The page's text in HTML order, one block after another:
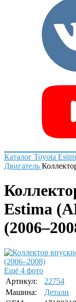
Каталог Toyota
Двигатель
Estima
Ещё 4 фото
Артикул:
22754
Машина:
Детали